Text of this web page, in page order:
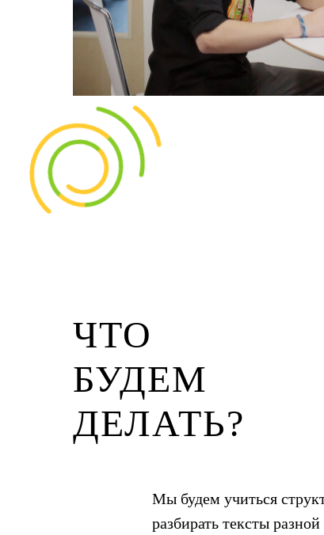
ЧТО
БУДЕМ
ДЕЛАТЬ?
Мы будем учиться
разбирать тексты